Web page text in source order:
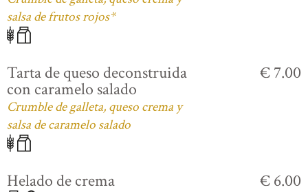
salsa de frutos rojos*
Tarta de queso deconstruida
con caramelo salado
Crumble de galleta, queso crema y
salsa de caramelo salado
€ 7.00
Helado de crema € 6.00